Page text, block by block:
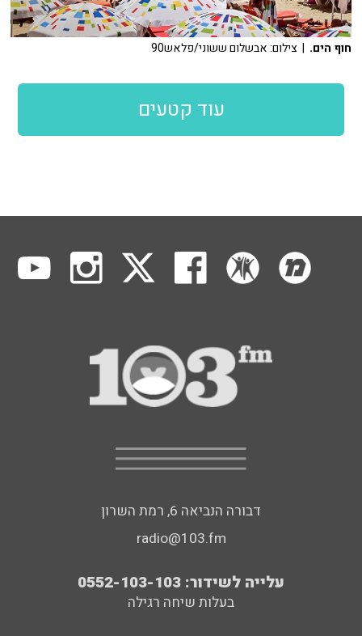
חוף הים. | צילום: אבשלום ששוני/פלאש90
עוד קטעים
דבורה הנביאה 6, רמת השרון
radio@103.fm
עלייה לשידור: 0552-103-103
בעלות שיחה רגילה